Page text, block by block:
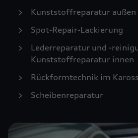
Kunststoffreparatur außen
Spot-Repair-Lackierung
Lederreparatur und -
Kunststoffreparatur innen
Rückformtechnik im
Scheibenreparatur